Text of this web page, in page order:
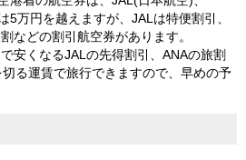
5万円を越えますが、JALは特便割引、
などの割引航空券があります。
安くなるJALの先得割引、ANAの旅割
る運賃で旅行できますので、早めの予